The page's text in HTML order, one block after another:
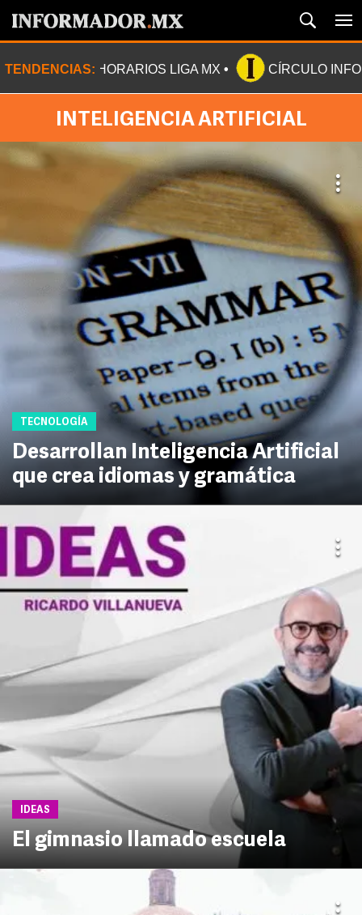
TENDENCIAS: HORARIOS LIGA MX CÍRCULO
INTELIGENCIA ARTIFICIAL
TECNOLOGÍA
Desarrollan Inteligencia Artificial
que crea idiomas y gramática
IDEAS
El gimnasio llamado escuela